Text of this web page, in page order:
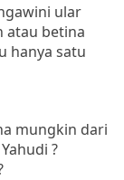
ular
atau betina
hanya satu
mungkin dari
?